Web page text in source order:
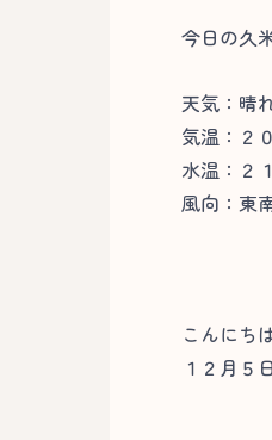
今日の久
天気：晴
気温：２
水温：２
風向：東
こんにち
１２月５